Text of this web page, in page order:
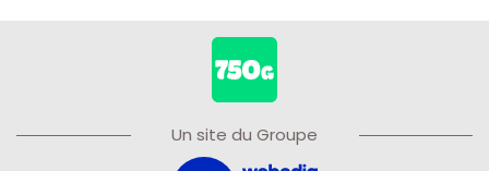
Un site du Groupe